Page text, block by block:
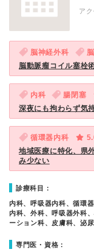
ア
脳神経外科
脳動脈瘤コイル塞栓
内科 腸閉塞
深夜にも拘わらず気
循環器内科
地域医療に特化、県
み少ない
診療科目：
内科、呼吸器内科、循環
内科、外科、呼吸器外科
ーション科、皮膚科、泌
専門医・資格：